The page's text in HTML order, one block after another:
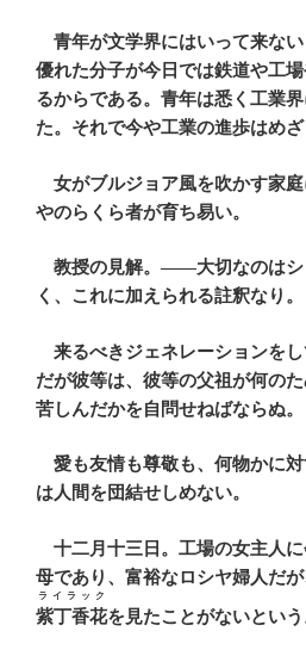
青年が文学界にはいって来な
優れた分子が今日では鉄道や工
るからである。青年は悉く工業
た。それで今や工業の進歩はめざ
女がブルジョア風を吹かす家
やのらくら者が育ち易い。
教授の見解。――大切なのはシ
く、これに加えられる註釈なり。
来るべきジェネレーションをし
だが彼等は、彼等の父祖が何の
苦しんだかを自問せねばならぬ。
愛も友情も尊敬も、何物かに
は人間を団結せしめない。
十二月十三日。工場の女主人
母であり、富裕なロシヤ婦人だ
紫丁香花
ライラック
を見たことがないという